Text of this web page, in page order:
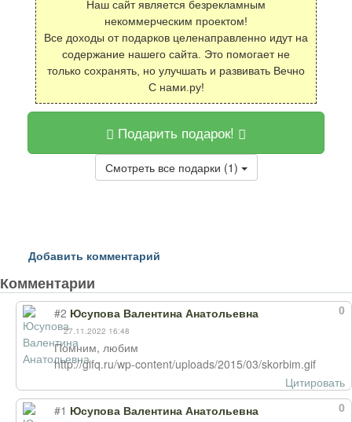
Наш сайт является безрекламным
некоммерческим проектом!
Все доходы от подарков целенаправленно идут на
содержание нашего сайта. Это помогает не
только сохранять, но улучшать и развивать Вечно
С нами.ру!
Подарить подарок!
Смотреть все подарки (1)
Добавить комментарий
Комментарии
0
#2 Юсупова Валентина Анатольевна
27.11.2022 16:48
Помним, любим
http://gifq.ru/wp-content/uploads/2015/03/skorbim.gif
Цитировать
0
#1 Юсупова Валентина Анатольевна